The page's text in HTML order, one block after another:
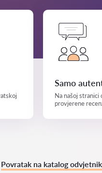
Samo
Na našoj stranici
provjerene
Povratak na katalog